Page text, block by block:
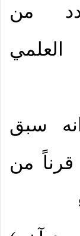
من
العلمي
سبق
اكتشاف العلوم ب 14 قرناً من